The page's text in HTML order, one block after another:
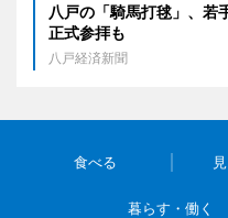
八戸の「騎馬打毬」、
正式参拝も
八戸経済新聞
食べる
暮らす・働く